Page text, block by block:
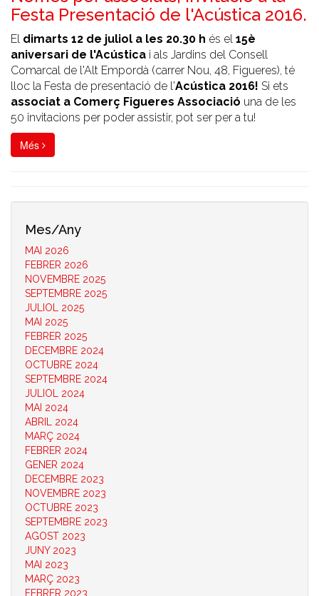
Festa Presentació de l'Acústica 2016.
El dimarts 12 de juliol a les 20.30 h és el 15è
aniversari de l'Acústica i als Jardins del Consell
Comarcal de l'Alt Empordà (carrer Nou, 48, Figueres), té
lloc la Festa de presentació de l'Acústica 2016! Si ets
associat a Comerç Figueres Associació una de les
50 invitacions per poder assistir, pot ser per a tu!
Més
Mes/Any
MAI 2026
FEBRER 2026
NOVEMBRE 2025
SEPTEMBRE 2025
JULIOL 2025
MAI 2025
FEBRER 2025
DECEMBRE 2024
OCTUBRE 2024
SEPTEMBRE 2024
JULIOL 2024
MAI 2024
ABRIL 2024
MARÇ 2024
FEBRER 2024
GENER 2024
DECEMBRE 2023
NOVEMBRE 2023
OCTUBRE 2023
SEPTEMBRE 2023
AGOST 2023
JUNY 2023
MAI 2023
MARÇ 2023
FEBRER 2023